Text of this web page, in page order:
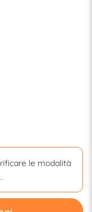
le modalità